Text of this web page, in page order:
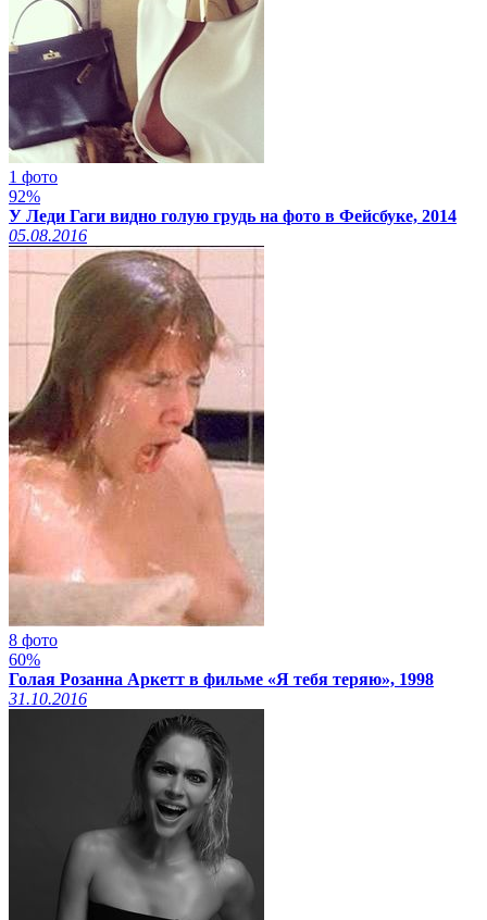
1 фото
92%
У Леди Гаги видно голую грудь на фото в Фейсбуке, 2014
05.08.2016
8 фото
60%
Голая Розанна Аркетт в фильме «Я тебя теряю», 1998
31.10.2016